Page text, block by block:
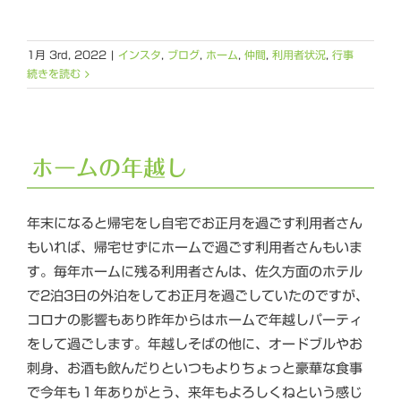
1月 3rd, 2022 | インスタ ブログ ホーム 仲間 利用者状況
行事
続きを読む
ホームの年越し
年末になると帰宅をし自宅でお正月を過ごす利用者さん
もいれば、帰宅せずにホームで過ごす利用者さんもいま
す。毎年ホームに残る利用者さんは、佐久方面のホテル
で2泊3日の外泊をしてお正月を過ごしていたのですが、
コロナの影響もあり昨年からはホームで年越しパーティ
をして過ごします。年越しそばの他に、オードブルやお
刺身、お酒も飲んだりといつもよりちょっと豪華な食事
で今年も１年ありがとう、来年もよろしくねという感じ